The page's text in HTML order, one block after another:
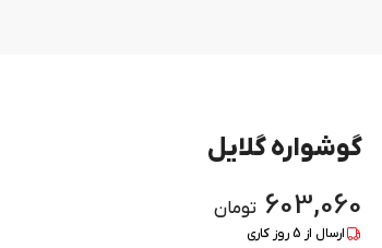
گوشواره گلایل
603,060 تومان
ارسال از 5روز کاری